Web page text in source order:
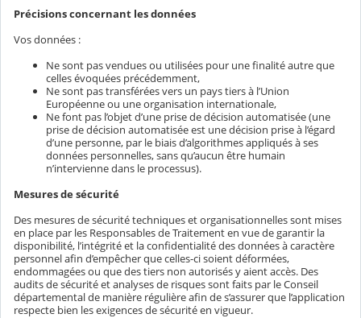
Précisions concernant les données
Vos données :
Ne sont pas vendues ou utilisées pour une finalité autre que
celles évoquées précédemment,
Ne sont pas transférées vers un pays tiers à l’Union
Européenne ou une organisation internationale,
Ne font pas l’objet d’une prise de décision automatisée (une
prise de décision automatisée est une décision prise à l’égard
d’une personne, par le biais d’algorithmes appliqués à ses
données personnelles, sans qu’aucun être humain
n’intervienne dans le processus).
Mesures de sécurité
Des mesures de sécurité techniques et organisationnelles sont mises
en place par les Responsables de Traitement en vue de garantir la
disponibilité, l’intégrité et la confidentialité des données à caractère
personnel afin d’empêcher que celles-ci soient déformées,
endommagées ou que des tiers non autorisés y aient accès. Des
audits de sécurité et analyses de risques sont faits par le Conseil
départemental de manière régulière afin de s’assurer que l’application
respecte bien les exigences de sécurité en vigueur.